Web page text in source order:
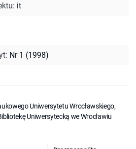
: it
: Nr 1 (1998)
Uniwersytetu Wrocławskiego,
Uniwersytecką we Wrocławiu